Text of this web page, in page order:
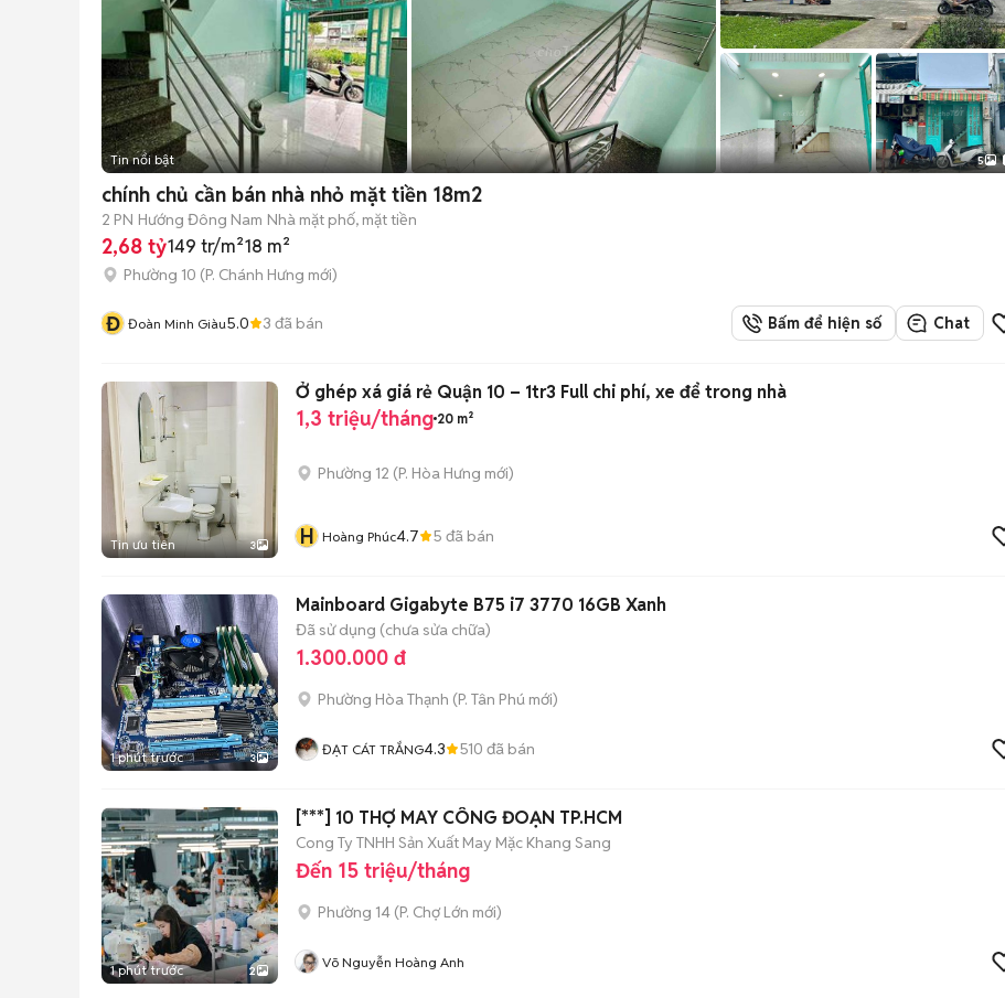
Tin nổi bật 5
chính chủ cần bán nhà nhỏ mặt tiền 18m2
2 PN Hướng Đông Nam Nhà mặt phố, mặt tiền
2,68 tỷ149 tr/m²18 m²
Phường 10 (P. Chánh Hưng mới)
Đ Đoàn Minh Giàu5.0 3 đã bán Bấm để hiện số Chat
Tin ưu tiên 3
Ở ghép xá giá rẻ Quận 10 – 1tr3 Full chi phí, xe để trong nhà
1,3 triệu/tháng 20 m²
Phường 12 (P. Hòa Hưng mới)
H Hoàng Phúc4.7 5 đã bán
1 phút trước 3
Mainboard Gigabyte B75 i7 3770 16GB Xanh
Đã sử dụng (chưa sửa chữa)
1.300.000 đ
Phường Hòa Thạnh (P. Tân Phú mới)
ĐẠT CÁT TRẮNG4.3 510 đã bán
1 phút trước 2
[***] 10 THỢ MAY CÔNG ĐOẠN TP.HCM
Cong Ty TNHH Sản Xuất May Mặc Khang Sang
Đến 15 triệu/tháng
Phường 14 (P. Chợ Lớn mới)
Võ Nguyễn Hoàng Anh